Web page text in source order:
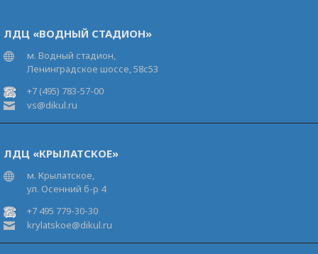
ЛДЦ «ВОДНЫЙ СТАДИОН»
м. Водный стадион,
Ленинградское шоссе, 58с53
+7 (495) 783-57-00
vs@dikul.ru
ЛДЦ «КРЫЛАТСКОЕ»
м. Крылатское,
ул. Осенний б-р 4
+7 495 779-30-30
krylatskoe@dikul.ru